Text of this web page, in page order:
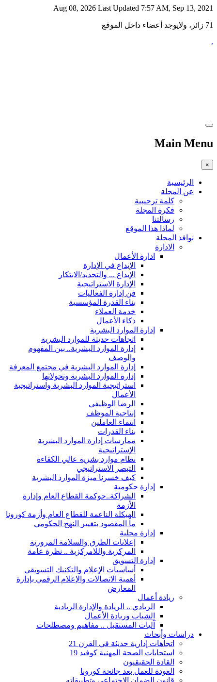
Aug 08, 2026 Last Updated 7:57 AM, Sep 13, 2021
71 زائر، ولايوجد أعضاء داخل الموقع
.
Main Menu
×
الرئيسية
عن المجلة
كلمة ترحيبية
فكرة المجلة
رسالتنا
لماذا هذا الموقع
نوافذ المجلة
الادارة
ادارة الأعمال
الإبداع في الإدارة
الإبداع ... والتجديد/الابتكار
الإدارة الاستراتيجية
فن إدارة الفعاليات
بناء القدرة المؤسسية
خدمة العملاء
ذكاء الأعمال
إدارة الموارد البشرية
اتجاهات حديثة للموارد البشرية
إدارة الموارد البشرية.. بين المفهوم
والوصف
إدارة الموارد البشرية في مجتمع المعرفة
إدارة الموارد البشرية وتحولاتها
استراتيجية الموارد البشرية واستراتيجية
الأعمال
الرضا الوظيفي
إنتاجية الموظف
انتماء العاملين
بناء القدرات
ممارسات إدارة الموارد البشرية
الإستراتيجية
نظام موارد بشرية عالي الكفاءة
التبصر الاستراتيجي
كيف خسرنا ميزة الموارد البشرية
إدارة حكومية
الشراكة..حوكمة القطاع العام وإدارة
الأزمة
الهيكلة الناعمة للقطاع العام وأزمة كورونا
ما المقصود بتغيير النهج الحكومي
إدارة محلية
إعلانات الطرق والسلامة المرورية
المركزية واللامركزية .. نظرة عامة
إدارة التسويق
أساسيات الإعلام والتكنيك التسويقي
أهمية الاتصالات والإعلام الرقمي بإدارة
المعارض
ريادة أعمال
الريادي .. الريادة والإدارة الريادية
الشباب وريادة الأعمال
آليات المستقبل .. مفاهيم ومصطلحات
دراسات وأبحاث
اتجاهات إدارية حديثة في القرن 21
استجابات الصحة المهنية كوفيد 19
القادة الحقيقيون
العودة للعمل بعد جائحة كورونا
قانون الضمان الإجتماعي وتطبيقاته